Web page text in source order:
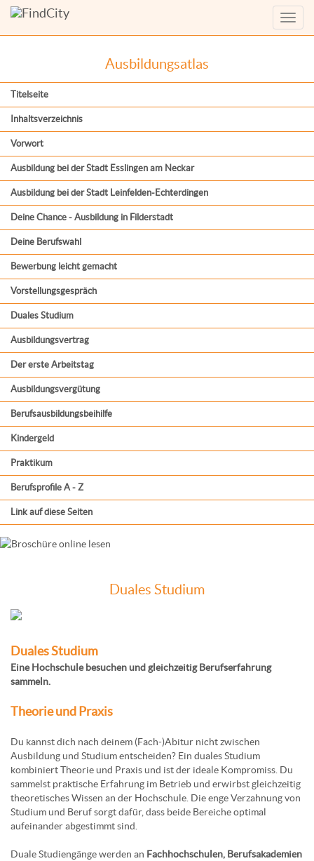
Menü
Ausbildungsatlas
Titelseite
Inhaltsverzeichnis
Vorwort
Ausbildung bei der Stadt Esslingen am Neckar
Ausbildung bei der Stadt Leinfelden-Echterdingen
Deine Chance - Ausbildung in Filderstadt
Deine Berufswahl
Bewerbung leicht gemacht
Vorstellungsgespräch
Duales Studium
Ausbildungsvertrag
Der erste Arbeitstag
Ausbildungsvergütung
Berufsausbildungsbeihilfe
Kindergeld
Praktikum
Berufsprofile A - Z
Link auf diese Seiten
Duales Studium
Duales Studium
Eine Hochschule besuchen und gleichzeitig Berufserfahrung
sammeln.
Theorie und Praxis
Du kannst dich nach deinem (Fach-)Abitur nicht zwischen
Ausbildung und Studium entscheiden? Ein duales Studium
kombiniert Theorie und Praxis und ist der ideale Kompromiss. Du
sammelst praktische Erfahrung im Betrieb und erwirbst gleichzeitig
theoretisches Wissen an der Hochschule. Die enge Verzahnung von
Studium und Beruf sorgt dafür, dass beide Bereiche optimal
aufeinander abgestimmt sind.
Duale Studiengänge werden an Fachhochschulen, Berufsakademien